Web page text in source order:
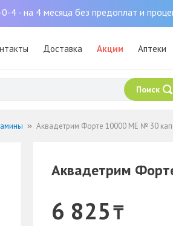
4 - на 4 месяца без предоплат и
Доставка Акции Аптеки
Поиск
Аквадетрим Форте 10000 МЕ № 30
Аквадетрим
6 825₸